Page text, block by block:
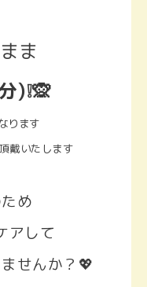
ま
)❕🙊
ります
戴いたします
め
アして
せんか？💖